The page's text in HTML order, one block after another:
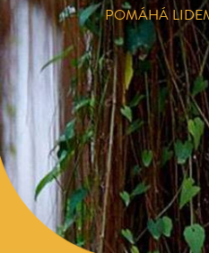
POMÁHÁ